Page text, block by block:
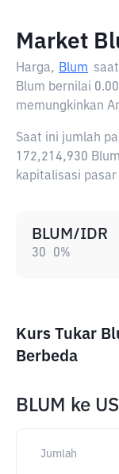
Market
Harga, Blum
Blum bernilai
memungkinkan
Saat ini jumlah
172,214,930
kapitalisasi
BLUM/IDR
30 0%
Kurs Tukar
Berbeda
BLUM ke
Jumlah